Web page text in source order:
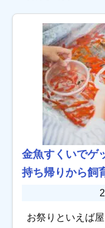
金魚すくいでゲ
持ち帰りから飼
お祭りといえば